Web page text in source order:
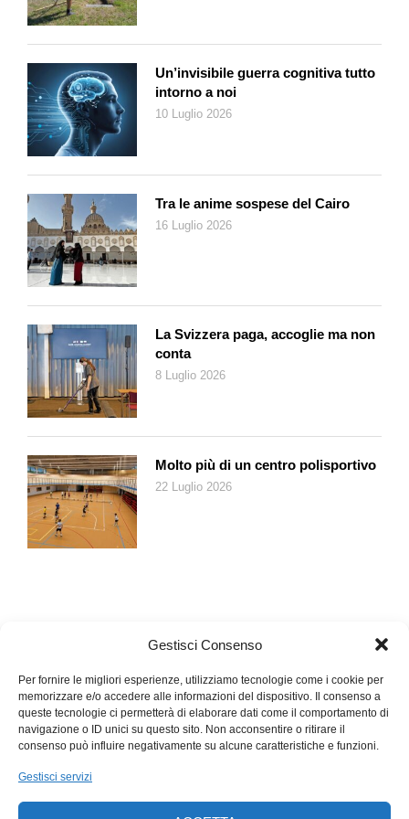
Gestisci Consenso
Per fornire le migliori esperienze, utilizziamo tecnologie come i cookie per
memorizzare e/o accedere alle informazioni del dispositivo. Il consenso a
queste tecnologie ci permetterà di elaborare dati come il comportamento di
navigazione o ID unici su questo sito. Non acconsentire o ritirare il
consenso può influire negativamente su alcune caratteristiche e funzioni.
Gestisci servizi
semaforo dei valori nutritivi per tutti i prodotti. Il semaforo dei
viene valutato e contrassegnato con i tre colori del semaforo
anche il contenuto di zuccheri. Il colore segnala a colpo
d’occhio a quanto ammonta il tenore di zucchero di un
prodotto.
Un’invisibile guerra cognitiva tutto
intorno a noi
10 Luglio 2026
Tra le anime sospese del Cairo
16 Luglio 2026
La Svizzera paga, accoglie ma non
conta
8 Luglio 2026
Molto più di un centro polisportivo
22 Luglio 2026